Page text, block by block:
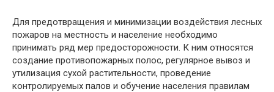
Для предотвращения и минимизации воздействия лесных
пожаров на местность и население необходимо
принимать ряд мер предосторожности. К ним относятся
создание противопожарных полос, регулярное вывоз и
утилизация сухой растительности, проведение
контролируемых палов и обучение населения правилам